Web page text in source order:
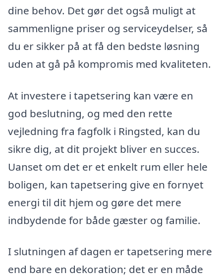
dine behov. Det gør det også muligt at
sammenligne priser og serviceydelser, så
du er sikker på at få den bedste løsning
uden at gå på kompromis med kvaliteten.
At investere i tapetsering kan være en
god beslutning, og med den rette
vejledning fra fagfolk i Ringsted, kan du
sikre dig, at dit projekt bliver en succes.
Uanset om det er et enkelt rum eller hele
boligen, kan tapetsering give en fornyet
energi til dit hjem og gøre det mere
indbydende for både gæster og familie.
I slutningen af dagen er tapetsering mere
end bare en dekoration; det er en måde